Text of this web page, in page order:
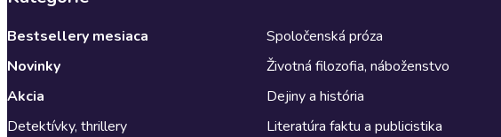
Bestsellery mesiaca
Novinky
Akcia
Detektívky, thrillery
Spoločenská próza
Životná filozofia, náboženstvo
Dejiny a história
Literatúra faktu a publicistika